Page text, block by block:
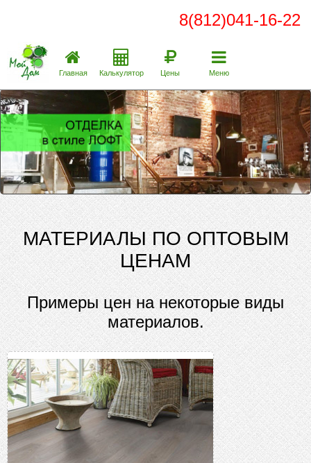
8(812)041-16-22
Главная Калькулятор Цены Меню
МАТЕРИАЛЫ ПО ОПТОВЫМ
ЦЕНАМ
Примеры цен на некоторые виды
материалов.